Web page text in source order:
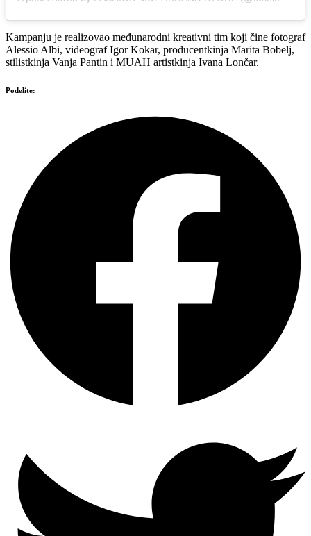
Kampanju je realizovao međunarodni kreativni tim koji čine fotograf
Alessio Albi, videograf Igor Kokar, producentkinja Marita Bobelj,
stilistkinja Vanja Pantin i MUAH artistkinja Ivana Lončar.
Podelite: